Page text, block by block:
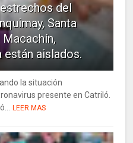
del
Santa
Macachín,
están aislados.
la situación
presente en Catriló.
LEER MAS